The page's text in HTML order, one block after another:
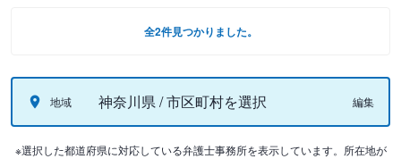
全2件見つかりました。
地域 神奈川県 / 市区町村を選択 編集
※選択した都道府県に対応している弁護士事務所を表示しています。所在地が